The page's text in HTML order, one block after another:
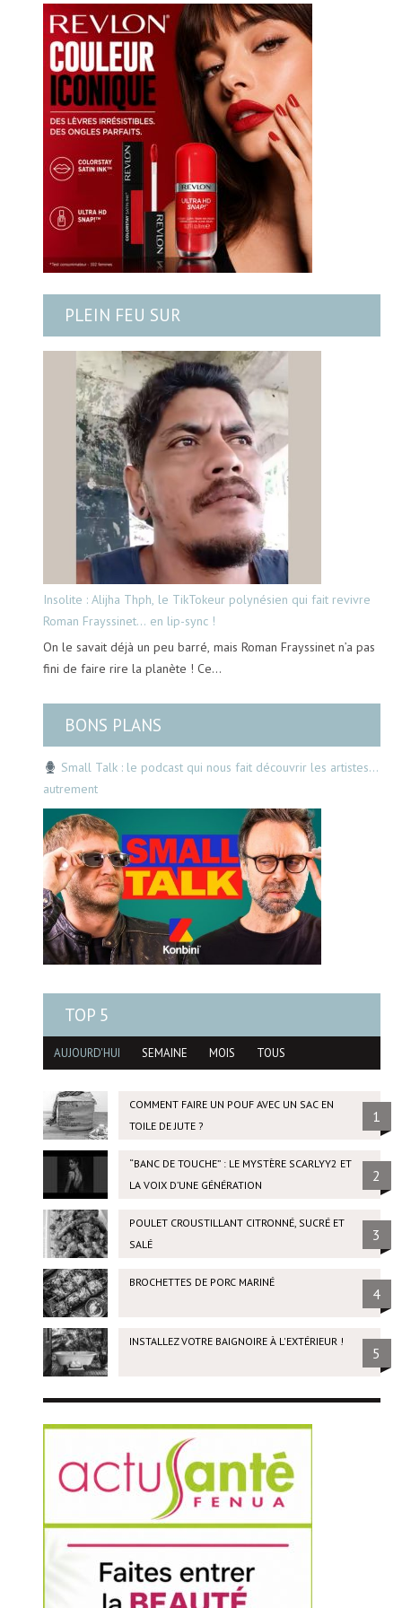
PLEIN FEU SUR
Insolite : Alijha Thph, le TikTokeur polynésien qui fait revivre
Roman Frayssinet… en lip-sync !
On le savait déjà un peu barré, mais Roman Frayssinet n’a pas
fini de faire rire la planète ! Ce…
BONS PLANS
Small Talk : le podcast qui nous fait découvrir les artistes…
autrement
TOP 5
AUJOURD'HUI SEMAINE MOIS TOUS
COMMENT FAIRE UN POUF AVEC UN SAC EN
TOILE DE JUTE ?
1
“BANC DE TOUCHE” : LE MYSTÈRE SCARLYY2 ET
LA VOIX D’UNE GÉNÉRATION
2
POULET CROUSTILLANT CITRONNÉ, SUCRÉ ET
SALÉ
3
BROCHETTES DE PORC MARINÉ
4
INSTALLEZ VOTRE BAIGNOIRE À L'EXTÉRIEUR !
5